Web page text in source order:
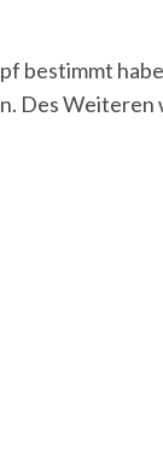
bestimmt
Des Weiteren